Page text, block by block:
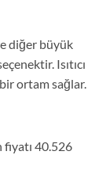
diğer büyük
Isıtıcı
ortam sağlar.
fiyatı 40.526